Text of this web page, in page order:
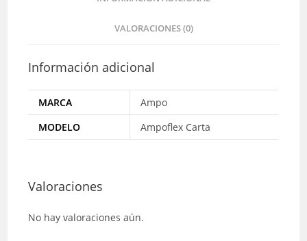
VALORACIONES (0)
Información adicional
MARCA
Ampo
MODELO
Ampoflex Carta
Valoraciones
No hay valoraciones aún.